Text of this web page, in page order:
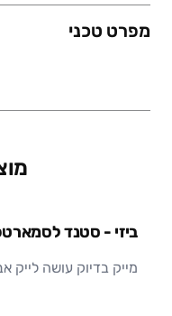
מפרט טכני
משקל (גרם)
ביזי - סטנד
מייק בדיוק עושה לייק